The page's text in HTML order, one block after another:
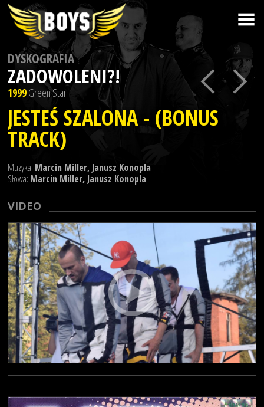
DYSKOGRAFIA
ZADOWOLENI?!
1999Green Star
JESTEŚ SZALONA - (BONUS
TRACK)
Muzyka: Marcin Miller, Janusz Konopla
Słowa: Marcin Miller, Janusz Konopla
VIDEO